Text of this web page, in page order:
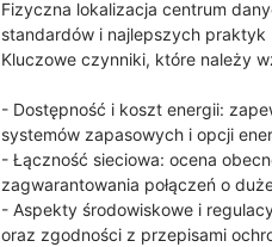
Fizyczna lokalizacja centrum
standardów i najlepszych
Kluczowe czynniki, które należy
- Dostępność i koszt energii:
systemów zapasowych i opcji
- Łączność sieciowa: ocena
zagwarantowania połączeń o
- Aspekty środowiskowe i
oraz zgodności z przepisami